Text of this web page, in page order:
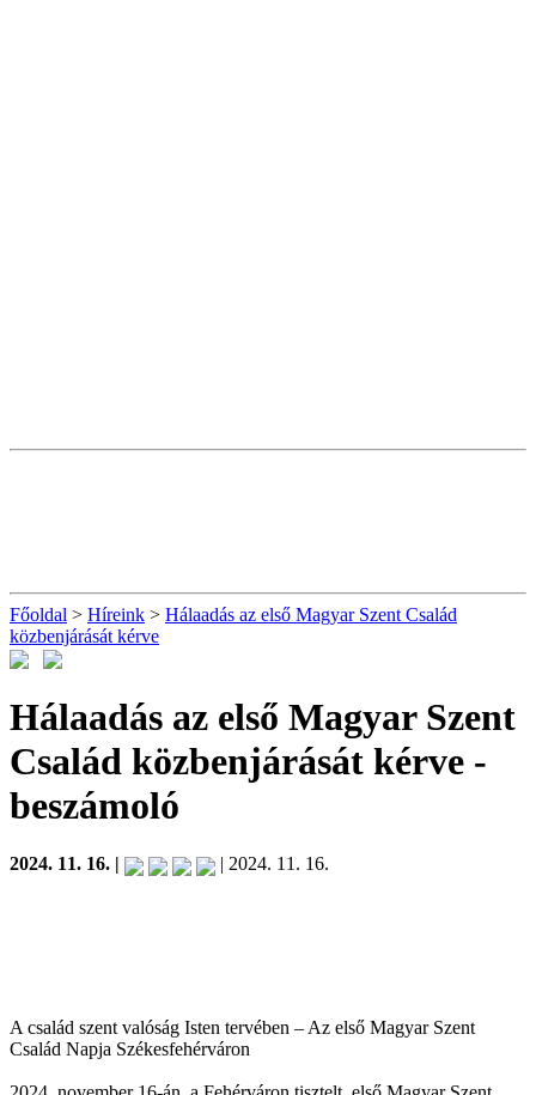
Főoldal > Híreink > Hálaadás az első Magyar Szent Család
közbenjárását kérve
Hálaadás az első Magyar Szent
Család közbenjárását kérve -
beszámoló
2024. 11. 16. | | 2024. 11. 16.
A család szent valóság Isten tervében – Az első Magyar Szent
Család Napja Székesfehérváron